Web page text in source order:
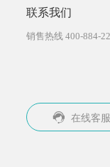
联系我们
销售热线 400-884-
在线客服